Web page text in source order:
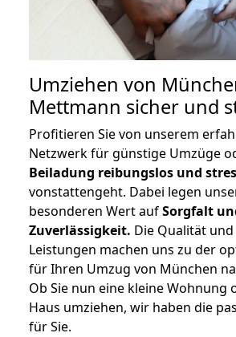
Umziehen von
Mettmann sicher und
Profitieren Sie von unserem
Netzwerk für günstige Umzüge
Beiladung reibungslos und
vonstattengeht. Dabei legen
besonderen Wert aufSorgfalt
Zuverlässigkeit. Die Qualität
Leistungen machen uns zu der
für Ihren Umzug von München
Ob Sie nun eine kleine Wohnung
Haus umziehen, wir haben die
für Sie.